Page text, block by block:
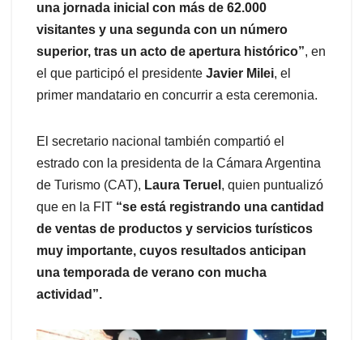
una jornada inicial con más de 62.000
visitantes y una segunda con un número
superior, tras un acto de apertura histórico”, en
el que participó el presidente Javier Milei, el
primer mandatario en concurrir a esta ceremonia.
El secretario nacional también compartió el
estrado con la presidenta de la Cámara Argentina
de Turismo (CAT), Laura Teruel , quien puntualizó
que en la FIT “se está registrando una cantidad
de ventas de productos y servicios turísticos
muy importante, cuyos resultados anticipan
una temporada de verano con mucha
actividad”.